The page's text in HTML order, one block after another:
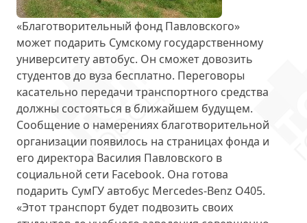
«Благотворительный фонд Павловского»
может подарить Сумскому государственному
университету автобус. Он сможет довозить
студентов до вуза бесплатно. Переговоры
касательно передачи транспортного средства
должны состояться в ближайшем будущем.
Сообщение о намерениях благотворительной
организации появилось на страницах фонда и
его директора Василия Павловского в
социальной сети Facebook. Она готова
подарить СумГУ автобус Mercedes-Benz О405.
«Этот транспорт будет подвозить своих